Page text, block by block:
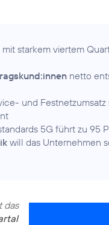
starkem viertem
netto
und Festnetzumsatz
5G führt zu 95
will das Unternehmen
das